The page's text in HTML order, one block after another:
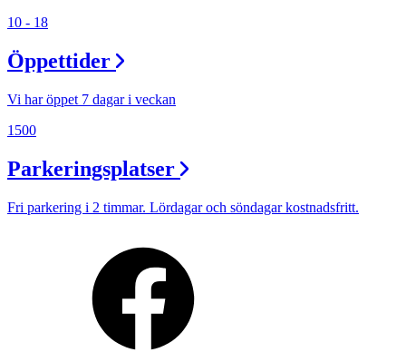
10 - 18
Öppettider
Vi har öppet 7 dagar i veckan
1500
Parkeringsplatser
Fri parkering i 2 timmar. Lördagar och söndagar kostnadsfritt.